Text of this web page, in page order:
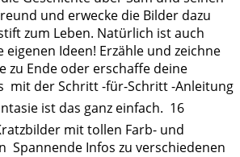
und erwecke die Bilder dazu
zum Leben. Natürlich ist auch
eigenen Ideen! Erzähle und zeichne
zu Ende oder erschaffe deine
 mit der Schritt -für-Schritt -Anleitung
ist das ganz einfach.  16
mit tollen Farb- und
 Spannende Infos zu verschiedenen